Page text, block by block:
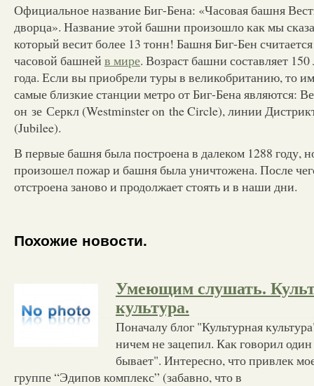
Официальное название Биг-Бена: «Часовая башня
дворца». Название этой башни произошло как мы
который весит более 13 тонн! Башня Биг-Бен
часовой башней в мире. Возраст башни составляет
года. Если вы приобрели туры в великобританию, то
самые близкие станции метро от Биг-Бена являются:
он зе Серкл (Westminster on the Circle), линии
(Jubilee).
В первые башня была построена в далеком 1288 году,
произошел пожар и башня была уничтожена. После
отстроена заново и продолжает стоять и в наши дни.
Похожие новости.
Умеющим слушать.
культура.
Поначалу блог "Культурная
ничем не зацепил. Как говорил один
бывает". Интересно, что привлек
группе “Эдипов комплекс” (забавно, что в